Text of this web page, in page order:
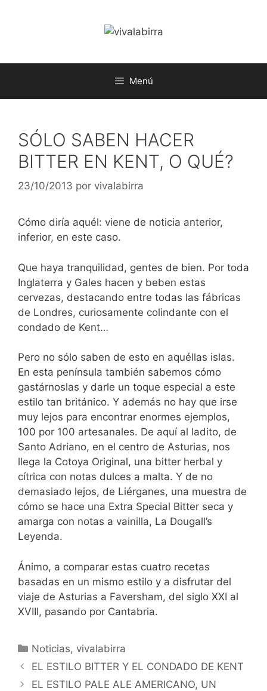
Menú
SÓLO SABEN HACER
BITTER EN KENT, O QUÉ?
23/10/2013 por vivalabirra
Cómo diría aquél: viene de noticia anterior,
inferior, en este caso.
Que haya tranquilidad, gentes de bien. Por toda
Inglaterra y Gales hacen y beben estas
cervezas, destacando entre todas las fábricas
de Londres, curiosamente colindante con el
condado de Kent…
Pero no sólo saben de esto en aquéllas islas.
En esta península también sabemos cómo
gastárnoslas y darle un toque especial a este
estilo tan británico. Y además no hay que irse
muy lejos para encontrar enormes ejemplos,
100 por 100 artesanales. De aquí al ladito, de
Santo Adriano, en el centro de Asturias, nos
llega la Cotoya Original, una bitter herbal y
cítrica con notas dulces a malta. Y de no
demasiado lejos, de Liérganes, una muestra de
cómo se hace una Extra Special Bitter seca y
amarga con notas a vainilla, La Dougall’s
Leyenda.
Ánimo, a comparar estas cuatro recetas
basadas en un mismo estilo y a disfrutar del
viaje de Asturias a Faversham, del siglo XXI al
XVIII, pasando por Cantabria.
Categorías
Noticias, vivalabirra
EL ESTILO BITTER Y EL CONDADO DE KENT
EL ESTILO PALE ALE AMERICANO, UN